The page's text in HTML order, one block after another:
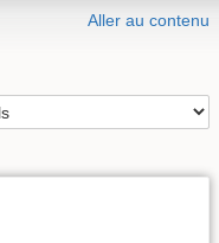
Aller au contenu